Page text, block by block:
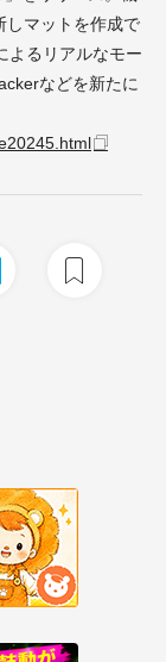
しマットを作成で
よるリアルなモー
などを新たに